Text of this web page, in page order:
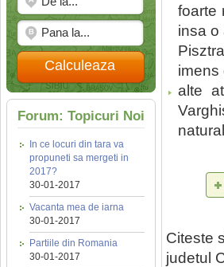
Calculeaza
Forum: Topicuri Noi
In ce locuri din tara va
propuneti sa mergeti in
2017?
30-01-2017
Vacanta mea de iarna
30-01-2017
Partiile din Romania
30-01-2017
foarte
insa o
imens
alte
Citeste
judetul